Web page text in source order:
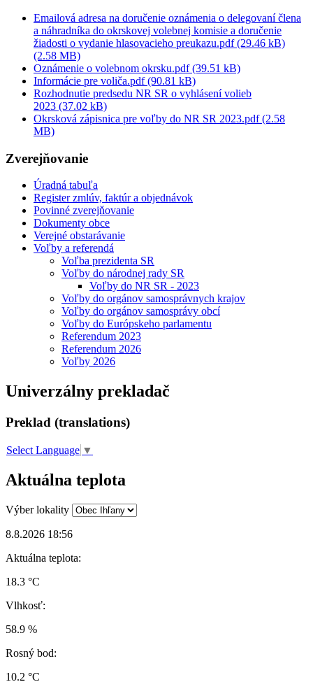
Emailová adresa na doručenie oznámenia o delegovaní člena
a náhradníka do okrskovej volebnej komisie a doručenie
žiadosti o vydanie hlasovacieho preukazu.pdf (29.46 kB)
(2.58 MB)
Oznámenie o volebnom okrsku.pdf (39.51 kB)
Informácie pre voliča.pdf (90.81 kB)
Rozhodnutie predsedu NR SR o vyhlásení volieb
2023 (37.02 kB)
Okrsková zápisnica pre voľby do NR SR 2023.pdf (2.58
MB)
Zverejňovanie
Úradná tabuľa
Register zmlúv, faktúr a objednávok
Povinné zverejňovanie
Dokumenty obce
Verejné obstarávanie
Voľby a referendá
Voľba prezidenta SR
Voľby do národnej rady SR
Voľby do NR SR - 2023
Voľby do orgánov samosprávnych krajov
Voľby do orgánov samosprávy obcí
Voľby do Európskeho parlamentu
Referendum 2023
Referendum 2026
Voľby 2026
Univerzálny prekladač
Preklad (translations)
Select Language ▼
Aktuálna teplota
Výber lokality
8.8.2026 18:56
Aktuálna teplota:
18.3 °C
Vlhkosť:
58.9 %
Rosný bod:
10.2 °C